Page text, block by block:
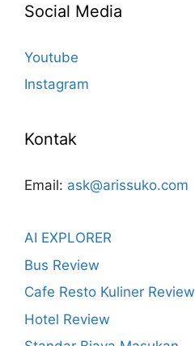
Social Media
Youtube
Instagram
Kontak
Email: ask@arissuko.com
AI EXPLORER
Bus Review
Cafe Resto Kuliner Review
Hotel Review